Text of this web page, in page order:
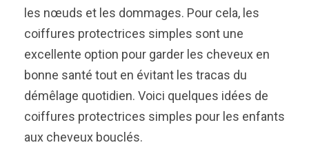
les nœuds et les dommages. Pour cela, les
coiffures protectrices simples sont une
excellente option pour garder les cheveux en
bonne santé tout en évitant les tracas du
démêlage quotidien. Voici quelques idées de
coiffures protectrices simples pour les enfants
aux cheveux bouclés.